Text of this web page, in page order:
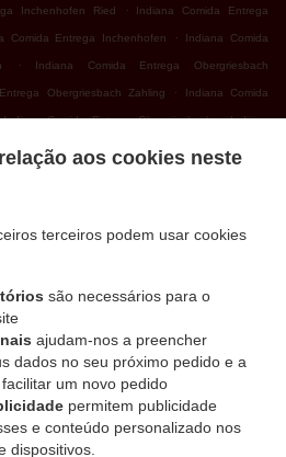
aos cookies neste
terceiros podem usar cookies
são necessários para o
ajudam-nos a preencher
dados no seu próximo pedido e a
um novo pedido
permitem publicidade
e conteúdo personalizado nos
dispositivos.
Inchenhofen Ried . Indiana Comida Entrega
Comida Entrega Inchenhofen . Indiana Comida
. Indiana Comida Entrega Obergriesbach
Obergriesbach Zahling . Indiana Comida
Indiana Comida Entrega Obergriesbach . Indiana
Indiana Comida Entrega Altomünster Asbach
Comida Entrega Altomünster Indiana Comida
. Indiana Comida Entrega Dasing Bitzenhofen
. Indiana Comida Entrega Dasing . Indiana
. Indiana Comida Entrega Schiltberg
Schiltberg Rapperzell Indiana Comida Entrega
Entrega Schiltberg Gundertshausen